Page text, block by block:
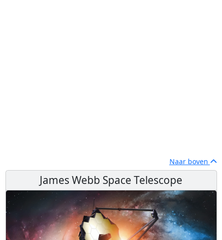
Naar boven
James Webb Space Telescope